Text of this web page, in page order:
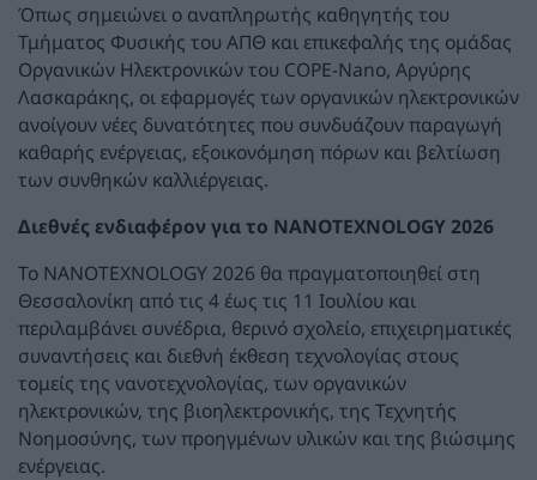
Όπως σημειώνει ο αναπληρωτής καθηγητής του
Τμήματος Φυσικής του ΑΠΘ και επικεφαλής της ομάδας
Οργανικών Ηλεκτρονικών του COPE-Nano, Αργύρης
Λασκαράκης, οι εφαρμογές των οργανικών ηλεκτρονικών
ανοίγουν νέες δυνατότητες που συνδυάζουν παραγωγή
καθαρής ενέργειας, εξοικονόμηση πόρων και βελτίωση
των συνθηκών καλλιέργειας.
Διεθνές ενδιαφέρον για το NANOTEXNOLOGY 2026
Το NANOTEXNOLOGY 2026 θα πραγματοποιηθεί στη
Θεσσαλονίκη από τις 4 έως τις 11 Ιουλίου και
περιλαμβάνει συνέδρια, θερινό σχολείο, επιχειρηματικές
συναντήσεις και διεθνή έκθεση τεχνολογίας στους
τομείς της νανοτεχνολογίας, των οργανικών
ηλεκτρονικών, της βιοηλεκτρονικής, της Τεχνητής
Νοημοσύνης, των προηγμένων υλικών και της βιώσιμης
ενέργειας.